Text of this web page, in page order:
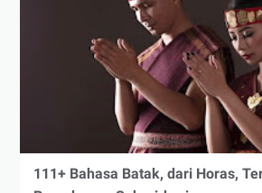
111+ Bahasa Batak, dari Horas,